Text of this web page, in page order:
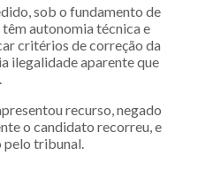
sob o fundamento de
autonomia técnica e
critérios de correção da
ilegalidade aparente que
recurso, negado
o candidato recorreu, e
pelo tribunal.